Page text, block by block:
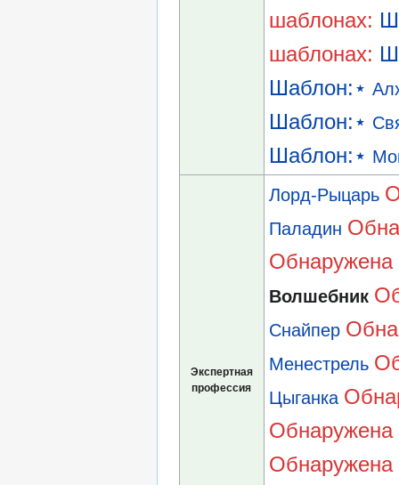
шаблонах:
шаблонах:
Шаблон:⋆
Шаблон:⋆
Шаблон:⋆
Экспертная
профессия
Лорд-Рыцарь
Паладин
Волшебник
Снайпер
Менестрель
Цыганка